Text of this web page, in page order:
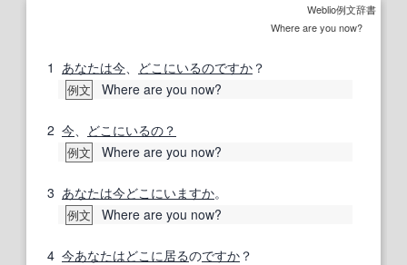
Weblio例文辞書
Where are you now?
1 あなたは今 どこにいるのですか ？
例文 Where are you now?
2 今 どこにいるの？
例文 Where are you now?
3 あなたは今どこにいますか。
例文 Where are you now?
4 今あなたはどこに 居るのですか ？